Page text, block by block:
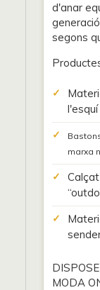
d'anar
segons
marxa
MODA